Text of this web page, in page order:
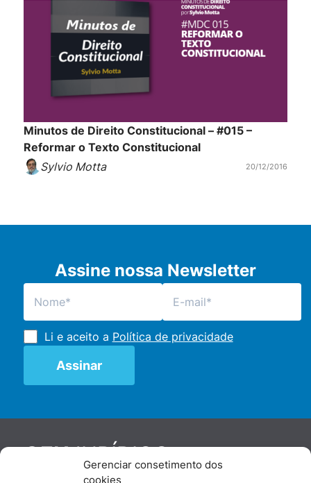
Gerenciar consetimento dos
cookies
Minutos de Direito Constitucional – #015 –
Reformar o Texto Constitucional
Sylvio Motta
20/12/2016
Assine nossa Newsletter
Li e aceito a Política de privacidade
GENJURÍDICO
De maneira independente, os autores e